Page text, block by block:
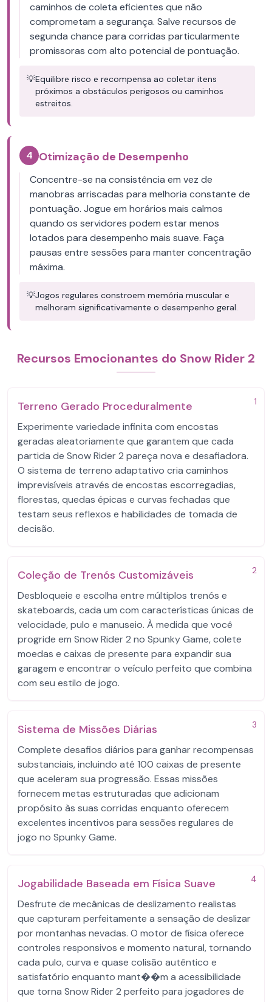
caminhos de coleta eficientes que não
comprometam a segurança. Salve recursos de
segunda chance para corridas particularmente
promissoras com alto potencial de pontuação.
💡Equilibre risco e recompensa ao coletar itens
próximos a obstáculos perigosos ou caminhos
estreitos.
4 Otimização de Desempenho
Concentre-se na consistência em vez de
manobras arriscadas para melhoria constante de
pontuação. Jogue em horários mais calmos
quando os servidores podem estar menos
lotados para desempenho mais suave. Faça
pausas entre sessões para manter concentração
máxima.
💡Jogos regulares constroem memória muscular e
melhoram significativamente o desempenho geral.
Recursos Emocionantes do Snow Rider 2
1
Terreno Gerado Proceduralmente
Experimente variedade infinita com encostas
geradas aleatoriamente que garantem que cada
partida de Snow Rider 2 pareça nova e desafiadora.
O sistema de terreno adaptativo cria caminhos
imprevisíveis através de encostas escorregadias,
florestas, quedas épicas e curvas fechadas que
testam seus reflexos e habilidades de tomada de
decisão.
2
Coleção de Trenós Customizáveis
Desbloqueie e escolha entre múltiplos trenós e
skateboards, cada um com características únicas de
velocidade, pulo e manuseio. À medida que você
progride em Snow Rider 2 no Spunky Game, colete
moedas e caixas de presente para expandir sua
garagem e encontrar o veículo perfeito que combina
com seu estilo de jogo.
3
Sistema de Missões Diárias
Complete desafios diários para ganhar recompensas
substanciais, incluindo até 100 caixas de presente
que aceleram sua progressão. Essas missões
fornecem metas estruturadas que adicionam
propósito às suas corridas enquanto oferecem
excelentes incentivos para sessões regulares de
jogo no Spunky Game.
4
Jogabilidade Baseada em Física Suave
Desfrute de mecânicas de deslizamento realistas
que capturam perfeitamente a sensação de deslizar
por montanhas nevadas. O motor de física oferece
controles responsivos e momento natural, tornando
cada pulo, curva e quase colisão autêntico e
satisfatório enquanto mant��m a acessibilidade
que torna Snow Rider 2 perfeito para jogadores de